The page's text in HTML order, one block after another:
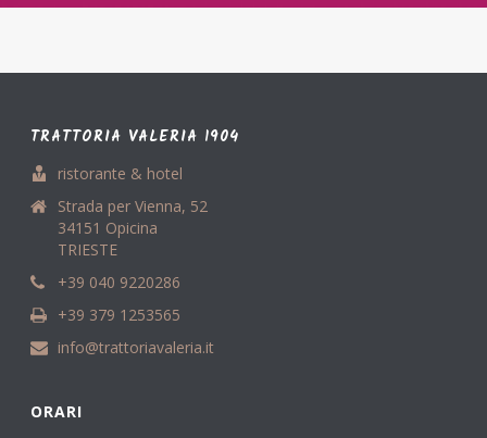
TRATTORIA VALERIA 1904
ristorante & hotel
Strada per Vienna, 52
34151 Opicina
TRIESTE
+39 040 9220286
+39 379 1253565
info@trattoriavaleria.it
ORARI